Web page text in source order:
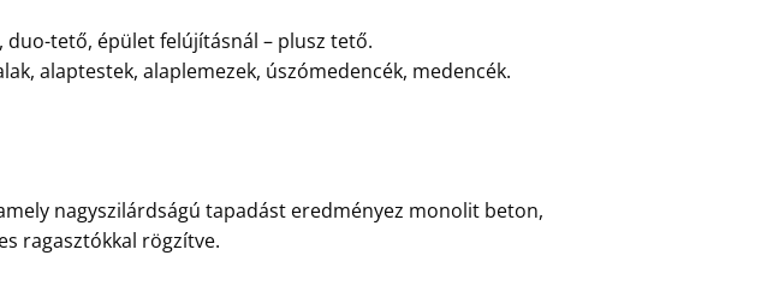
tető, épület felújításnál – plusz tető.
alaptestek, alaplemezek, úszómedencék, medencék.
nagyszilárdságú tapadást eredményez monolit beton,
ragasztókkal rögzítve.